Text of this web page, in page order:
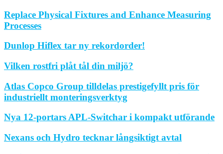
Replace Physical Fixtures and Enhance Measuring
Processes
Dunlop Hiflex tar ny rekordorder!
Vilken rostfri plåt tål din miljö?
Atlas Copco Group tilldelas prestigefyllt pris för
industriellt monteringsverktyg
Nya 12-portars APL-Switchar i kompakt utförande
Nexans och Hydro tecknar långsiktigt avtal